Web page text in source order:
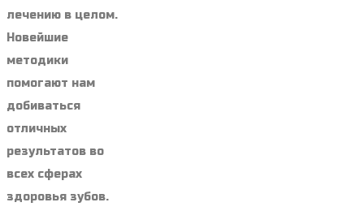
лечению в целом.
Новейшие
методики
помогают нам
добиваться
отличных
результатов во
всех сферах
здоровья зубов.